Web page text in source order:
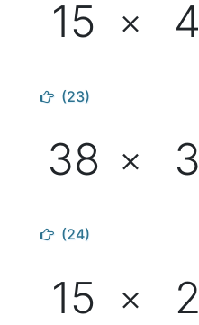
15 × 4
(23)
38 × 3
(24)
15 × 2